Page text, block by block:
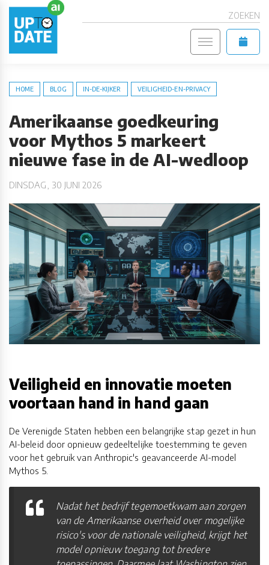
ZOEKEN
HOME BLOG IN-DE-KIJKER VEILIGHEID-EN-PRIVACY
Amerikaanse goedkeuring
voor Mythos 5 markeert
nieuwe fase in de AI-wedloop
DINSDAG, 30 JUNI 2026
Veiligheid en innovatie moeten
voortaan hand in hand gaan
De Verenigde Staten hebben een belangrijke stap gezet in hun
AI-beleid door opnieuw gedeeltelijke toestemming te geven
voor het gebruik van Anthropic's geavanceerde AI-model
Mythos 5.
Nadat het bedrijf tegemoetkwam aan zorgen
van de Amerikaanse overheid over mogelijke
risico's voor de nationale veiligheid, krijgt het
model opnieuw toegang tot bredere